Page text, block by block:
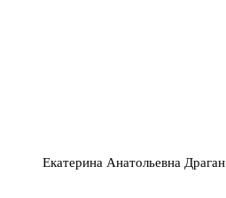
Екатерина Анатольевна Драган